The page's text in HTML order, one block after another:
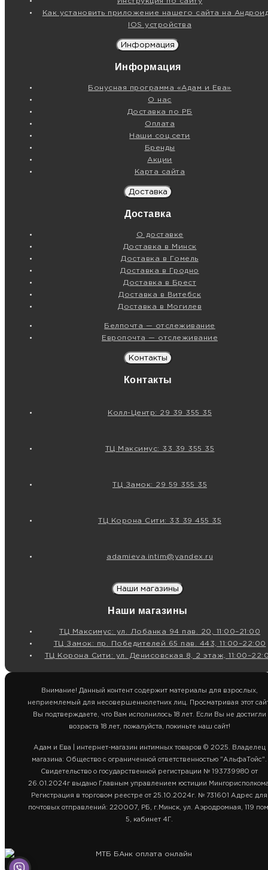
Как установить приложение нашего сайта на
IOS устройства
Информация
Информация
Бонусная программа «Адам и Ева»
О нас
Доставка по РБ
Оплата
Наши соц.сети
Бренды
Акции
Карта сайта
Доставка
Доставка
О доставке
Доставка в Минск
Доставка в Гомель
Доставка в Гродно
Доставка в Брест
Доставка в Витебск
Доставка в Могилев
Белпочта — отслеживание
Европочта — отслеживание
Контакты
Контакты
Колл-Центр: 29 39 355 35
ТЦ Максимус: 33 39 355 35
ТЦ Замок: 29 59 355 35
ТЦ Корона Сити: 33 39 455 35
adamieva.intim@yandex.ru
Наши магазины
Наши магазины
ТЦ Максимус: ул. Лобанка 94 пав. 20, 11:00–21:00
ТЦ Замок: пр. Победителей 65 пав. 443, 11:00–22:00
ТЦ Корона Сити: ул. Денисовская 8, 2 этаж,
Внимание! Данный контент содержит материалы для взрослых,
неприемлемый для несовершеннолетних лиц. Просматривая этот
Вы подтверждаете, что Вам исполнилось 18 лет. Если Вы не достигли
возраста 18 лет, пожалуйста, покиньте наш сайт!
Адам и Ева | интернет-магазин интимных товаров © 2025. Владелец
магазина: Общество с ограниченной ответственностью "АльфаТойс".
Свидетельство о государственной регистрации № 193739980 от
26.01.2024г выдано Главным управлением юстиции
Регистрация в торговом реестре от 25.10.2024г. № 731601 Адрес для
почтовых отправлений: 220007, РБ, г.Минск, ул. Аэродромная, 119
5, кабинет 4Г.